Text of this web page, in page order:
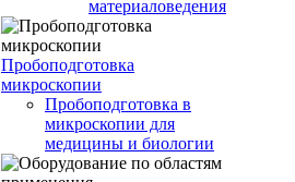
материаловедения
Пробоподготовка
микроскопии
Пробоподготовка в
микроскопии для
медицины и биологии